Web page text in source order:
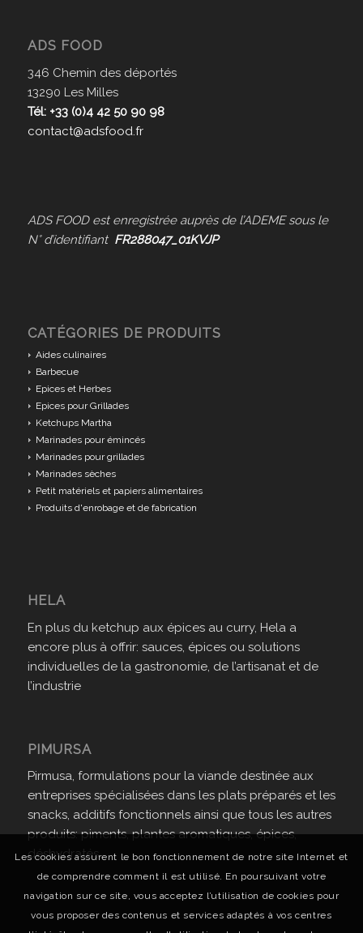
ADS FOOD
346 Chemin des déportés
13290 Les Milles
Tél: +33 (0)4 42 50 90 98
contact@adsfood.fr
ADS FOOD est enregistrée auprès de l’ADEME sous le
N° d’identifiant FR288047_01KVJP
CATÉGORIES DE PRODUITS
Aides culinaires
Barbecue
Epices et Herbes
Epices pour Grillades
Ketchups Martha
Marinades pour émincés
Marinades pour grillades
Marinades sèches
Petit matériels et papiers alimentaires
Produits d'enrobage et de fabrication
HELA
En plus du ketchup aux épices au curry, Hela a
encore plus à offrir: sauces, épices ou solutions
individuelles de la gastronomie, de l’artisanat et de
l’industrie
PIMURSA
Pirmusa, formulations pour la viande destinée aux
entreprises spécialisées dans les plats préparés et les
snacks, additifs fonctionnels ainsi que tous les autres
produits: piments, plantes aromatiques, épices,
déshydratés.
Les cookies assurent le bon fonctionnement de notre site Internet et
de comprendre comment il est utilisé. En poursuivant votre
navigation sur ce site, vous acceptez l’utilisation de cookies pour
vous proposer des contenus et services adaptés à vos centres